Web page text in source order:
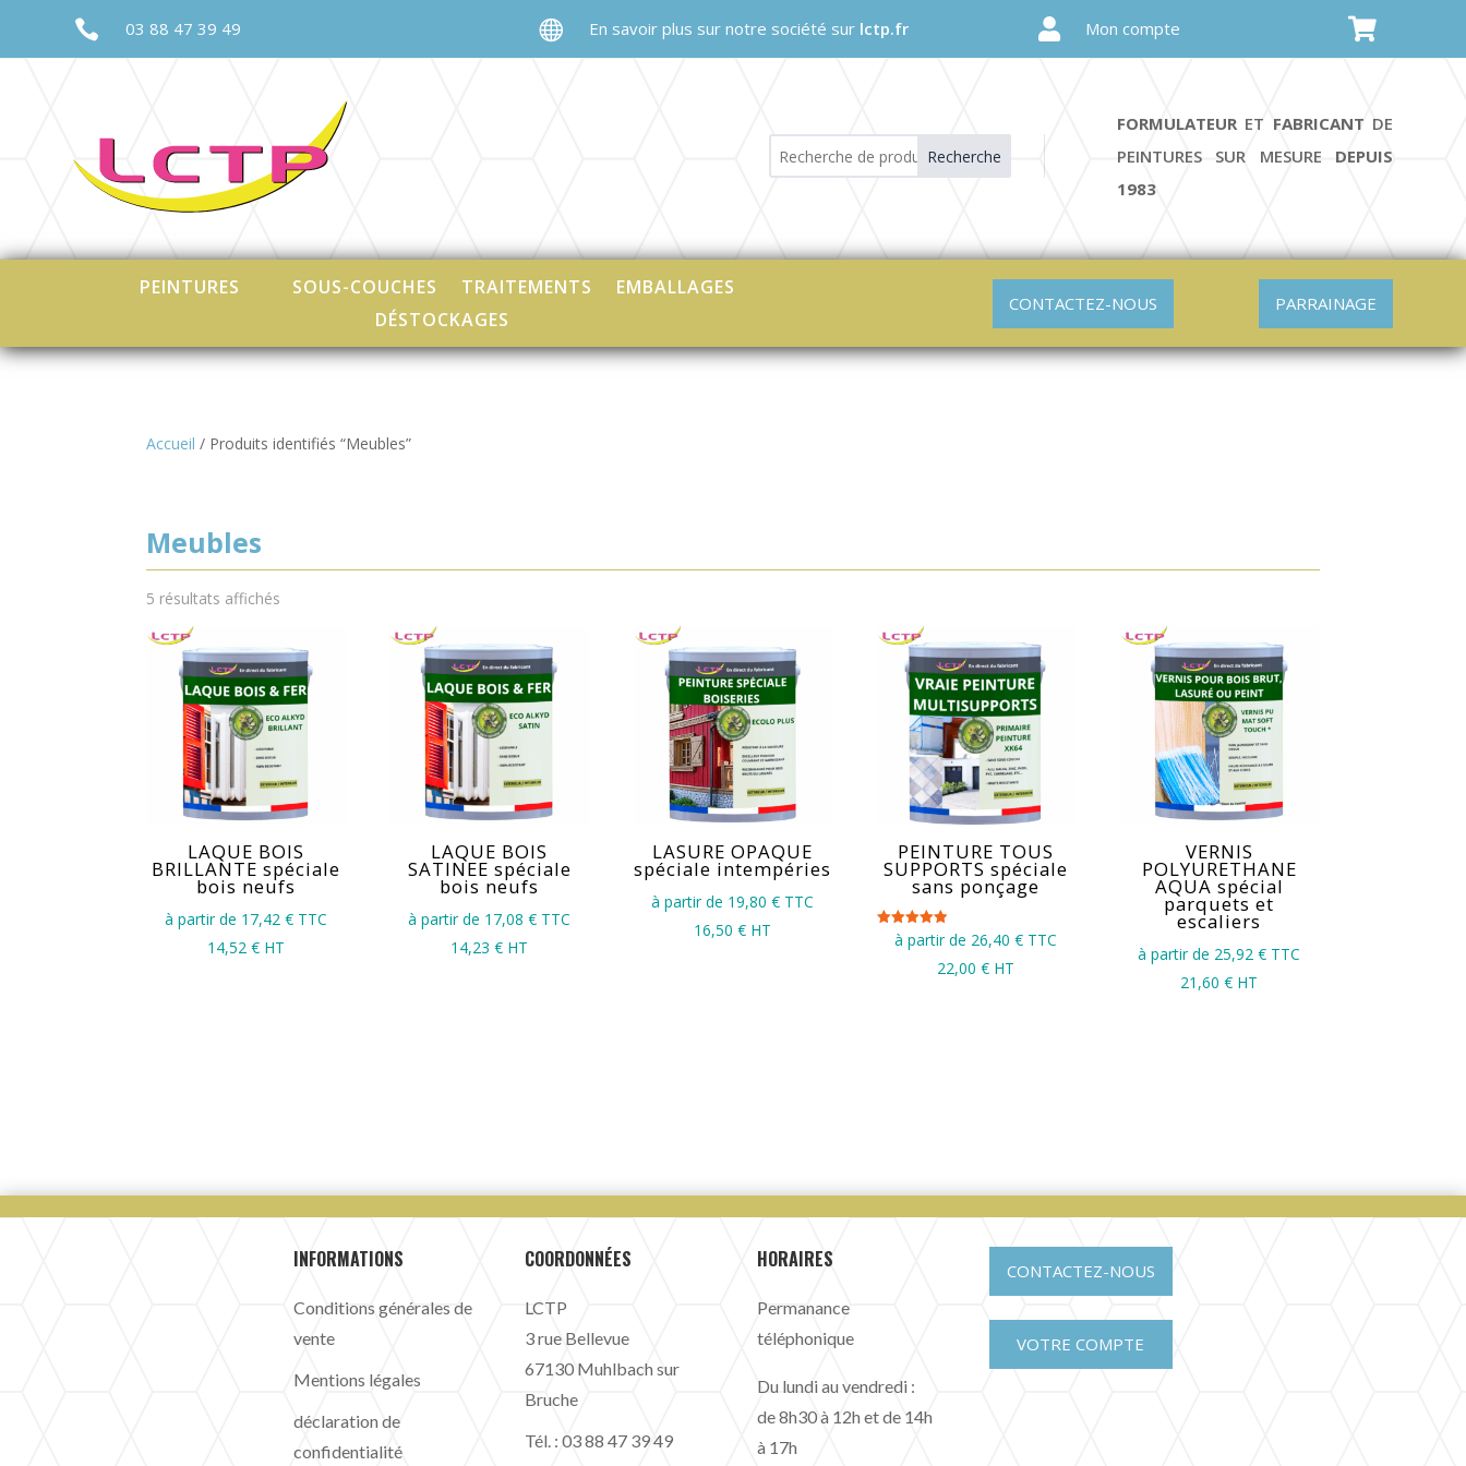
 03 88 47 39 49  En savoir plus sur notre société sur lctp.fr  Mon compte 
Recherche
FORMULATEUR ET FABRICANT DE
PEINTURES SUR MESURE DEPUIS
1983
PEINTURES SOUS-COUCHES TRAITEMENTS
EMBALLAGES
DÉSTOCKAGES
CONTACTEZ-NOUS PARRAINAGE
Accueil / Produits identifiés “Meubles”
Meubles
5 résultats affichés
LAQUE BOIS
BRILLANTE spéciale
bois neufs
à partir de 17,42 € TTC
14,52 € HT
LAQUE BOIS
SATINEE spéciale
bois neufs
à partir de 17,08 € TTC
14,23 € HT
LASURE OPAQUE
spéciale intempéries
à partir de 19,80 € TTC
16,50 € HT
PEINTURE TOUS
SUPPORTS spéciale
sans ponçage
Note
5.00à partir de 26,40 € TTC
22,00 € HT
VERNIS
POLYURETHANE
AQUA spécial
parquets et
escaliers
à partir de 25,92 € TTC
21,60 € HT
INFORMATIONS
Conditions générales de
vente
Mentions légales
déclaration de
confidentialité
COORDONNÉES
LCTP
3 rue Bellevue
67130 Muhlbach sur
Bruche
Tél. :03 88 47 39 49
HORAIRES
Permanance
téléphonique
Du lundi au vendredi :
de 8h30 à 12h et de 14h
à 17h
CONTACTEZ-NOUS
VOTRE COMPTE